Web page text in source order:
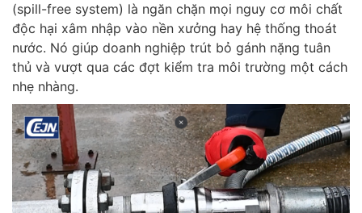
(spill-free system) là ngăn chặn mọi nguy cơ môi chất
độc hại xâm nhập vào nền xưởng hay hệ thống thoát
nước. Nó giúp doanh nghiệp trút bỏ gánh nặng tuân
thủ và vượt qua các đợt kiểm tra môi trường một cách
nhẹ nhàng.